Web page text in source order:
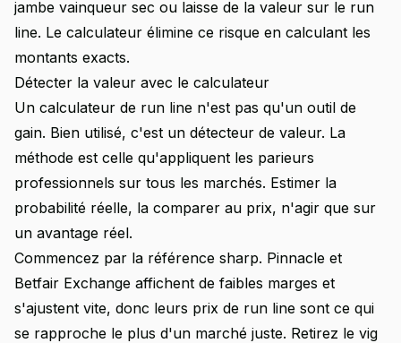
jambe vainqueur sec ou laisse de la valeur sur le run
line. Le calculateur élimine ce risque en calculant les
montants exacts.
Détecter la valeur avec le calculateur
Un calculateur de run line n'est pas qu'un outil de
gain. Bien utilisé, c'est un détecteur de valeur. La
méthode est celle qu'appliquent les parieurs
professionnels sur tous les marchés. Estimer la
probabilité réelle, la comparer au prix, n'agir que sur
un avantage réel.
Commencez par la référence sharp. Pinnacle et
Betfair Exchange affichent de faibles marges et
s'ajustent vite, donc leurs prix de run line sont ce qui
se rapproche le plus d'un marché juste. Retirez le vig